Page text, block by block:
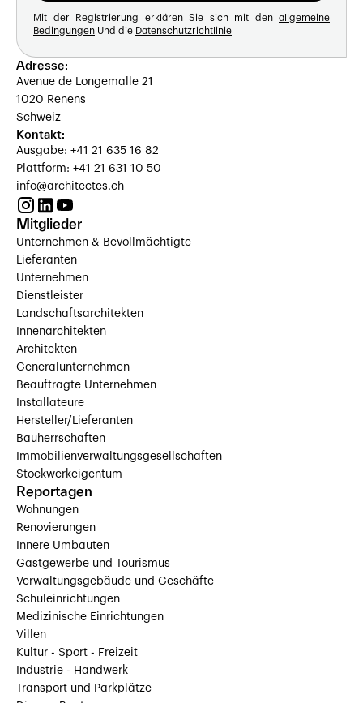
Mit der Registrierung erklären Sie sich mit den allgemeine
Bedingungen Und die Datenschutzrichtlinie
Adresse:
Avenue de Longemalle 21
1020 Renens
Schweiz
Kontakt:
Ausgabe: +41 21 635 16 82
Plattform: +41 21 631 10 50
info@architectes.ch
Mitglieder
Unternehmen & Bevollmächtigte
Lieferanten
Unternehmen
Dienstleister
Landschaftsarchitekten
Innenarchitekten
Architekten
Generalunternehmen
Beauftragte Unternehmen
Installateure
Hersteller/Lieferanten
Bauherrschaften
Immobilienverwaltungsgesellschaften
Stockwerkeigentum
Reportagen
Wohnungen
Renovierungen
Innere Umbauten
Gastgewerbe und Tourismus
Verwaltungsgebäude und Geschäfte
Schuleinrichtungen
Medizinische Einrichtungen
Villen
Kultur - Sport - Freizeit
Industrie - Handwerk
Transport und Parkplätze